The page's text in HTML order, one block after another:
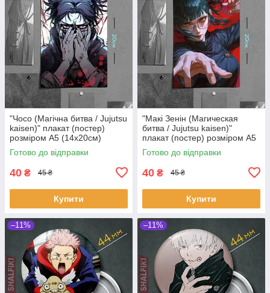
"Чосо (Магічна битва / Jujutsu
kaisen)" плакат (постер)
розміром А5 (14х20см)
Готово до відправки
40 ₴ 45 ₴
Купити
"Макі Зенін (Магическая
битва / Jujutsu kaisen)"
плакат (постер) розміром А5
(14х20см)
Готово до відправки
40 ₴ 45 ₴
Купити
–11% –11%